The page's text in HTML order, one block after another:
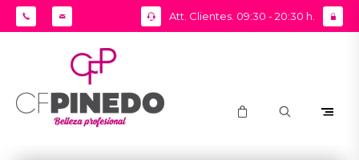
Att. Clientes. 09:30 - 20:30 h.